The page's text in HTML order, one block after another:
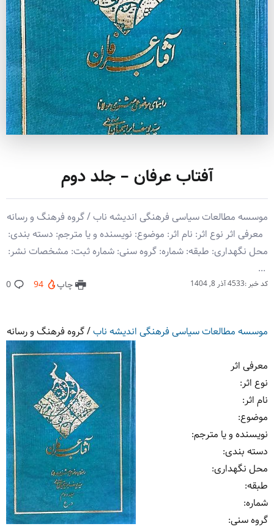
آفتاب عرفان – جلد دوم
موسسه مطالعات سیاسی فرهنگی اندیشه ناب / گروه فرهنگ و رسانه
معرفی اثر نوع اثر: نام اثر: موضوع: نویسنده و یا مترجم: دسته بندی:
محل نگهداری: طبقه: شماره: گروه سنی: شماره ثبت: مشخصات نشر:
‏‫ ‏‬...
کد خبر :4533 آذر 8, 1404 چاپ 94
0
موسسه مطالعات سیاسی فرهنگی اندیشه ناب/گروه فرهنگ و رسانه
معرفی اثر
نوع اثر:
نام اثر:
موضوع:
نویسنده و یا مترجم:
دسته بندی:
محل نگهداری:
طبقه:
شماره:
گروه سنی: